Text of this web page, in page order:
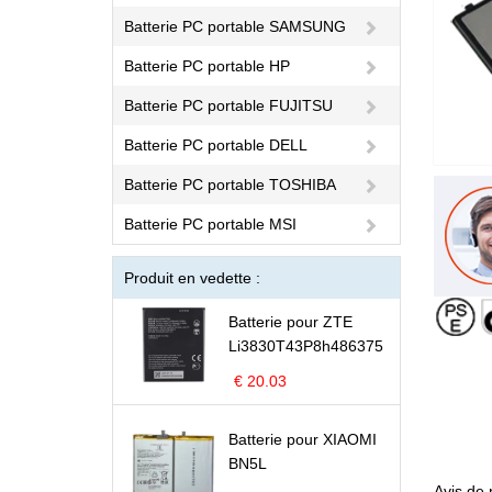
Batterie PC portable SAMSUNG
Batterie PC portable HP
Batterie PC portable FUJITSU
Batterie PC portable DELL
Batterie PC portable TOSHIBA
Batterie PC portable MSI
Produit en vedette :
Batterie pour ZTE
Li3830T43P8h486375
€ 20.03
Batterie pour XIAOMI
BN5L